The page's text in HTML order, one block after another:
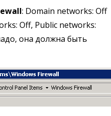
: Domain networks: Off
Off, Public networks:
она должна быть